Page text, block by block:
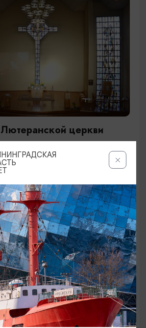
церкви
19:00
лютеранская церковь